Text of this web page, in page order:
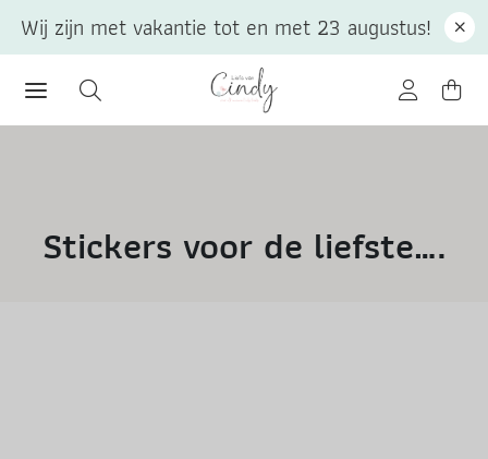
Stickers voor de liefste….
Wij zijn met vakantie tot en met 23 augustus!